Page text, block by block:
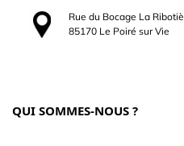
Rue du Bocage La
85170 Le Poiré sur Vie
QUI SOMMES-NOUS ?